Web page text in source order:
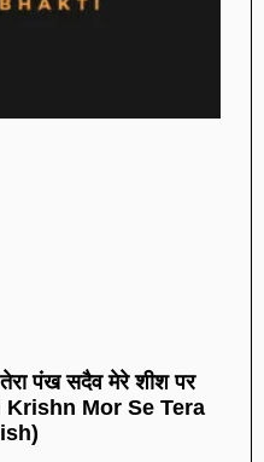
पंख सदैव मेरे शीश पर
Krishn Mor Se Tera